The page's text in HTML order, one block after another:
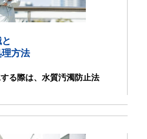
方法
る際は、水質汚濁防止法